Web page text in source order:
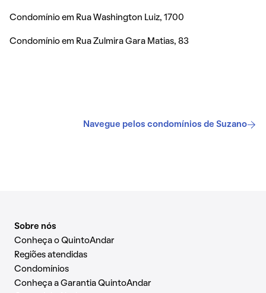
Condomínio em Rua Washington Luiz, 1700
Condomínio em Rua Zulmira Gara Matias, 83
Navegue pelos condomínios de Suzano
Sobre nós
Conheça o QuintoAndar
Regiões atendidas
Condomínios
Conheça a Garantia QuintoAndar